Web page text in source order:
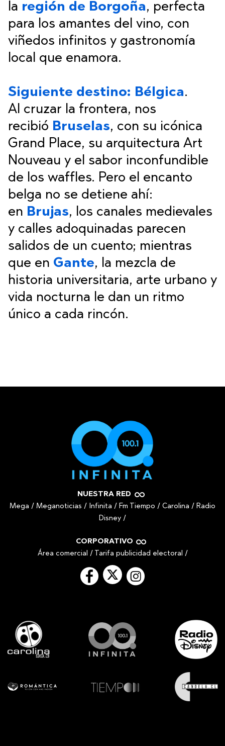
la región de Borgoña, perfecta
para los amantes del vino, con
viñedos infinitos y gastronomía
local que enamora.
Siguiente destino: Bélgica.
Al cruzar la frontera, nos
recibió Bruselas, con su icónica
Grand Place, su arquitectura Art
Nouveau y el sabor inconfundible
de los waffles. Pero el encanto
belga no se detiene ahí:
en Brujas, los canales medievales
y calles adoquinadas parecen
salidos de un cuento; mientras
que en Gante, la mezcla de
historia universitaria, arte urbano y
vida nocturna le dan un ritmo
único a cada rincón.
NUESTRA RED
Mega / Meganoticias / Infinita / Fm Tiempo / Carolina / Radio
Disney /
CORPORATIVO
Área comercial / Tarifa publicidad electoral /